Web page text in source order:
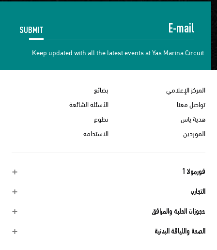
SUBMIT
Keep updated with all the latest events at Yas Marina Circuit
بضائع
المركز الإعلامي
الأسئلة الشائعة
تواصل معنا
تطوع
هدية ياس
الاستدامة
الموردين
فورمولا 1
التجارب
حجوزات الحلبة والمرافق
الصحة واللياقة البدنية